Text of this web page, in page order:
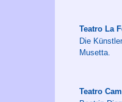
Teatro La
Die
Musetta.
Teatro